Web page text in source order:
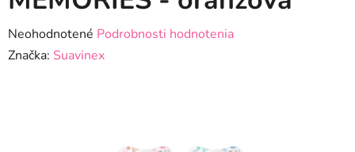
Priemerné
hodnotenie
Neohodnotené Podrobnosti hodnotenia
Značka: Suavinex